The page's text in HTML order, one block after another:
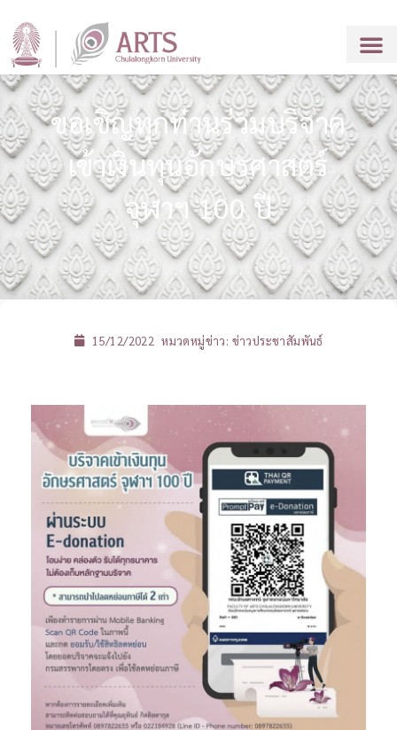
ขอเชิญทุกท่านร่วมบริจาค
เข้าเงินทุนอักษรศาสตร์
จุฬาฯ 100 ปี
15/12/2022 หมวดหมู่ข่าว: ข่าวประชาสัมพันธ์